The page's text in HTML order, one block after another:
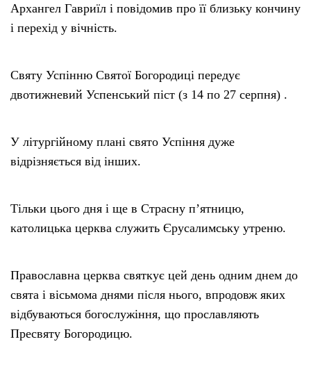
Архангел Гавриїл і повідомив про її близьку кончину
і перехід у вічність.
Святу Успінню Святої Богородиці передує
двотижневий Успенський піст (з 14 по 27 серпня) .
У літургійному плані свято Успіння дуже
відрізняється від інших.
Тільки цього дня і ще в Страсну п’ятницю,
католицька церква служить Єрусалимську утреню.
Православна церква святкує цей день одним днем до
свята і вісьмома днями після нього, впродовж яких
відбуваються богослужіння, що прославляють
Пресвяту Богородицю.